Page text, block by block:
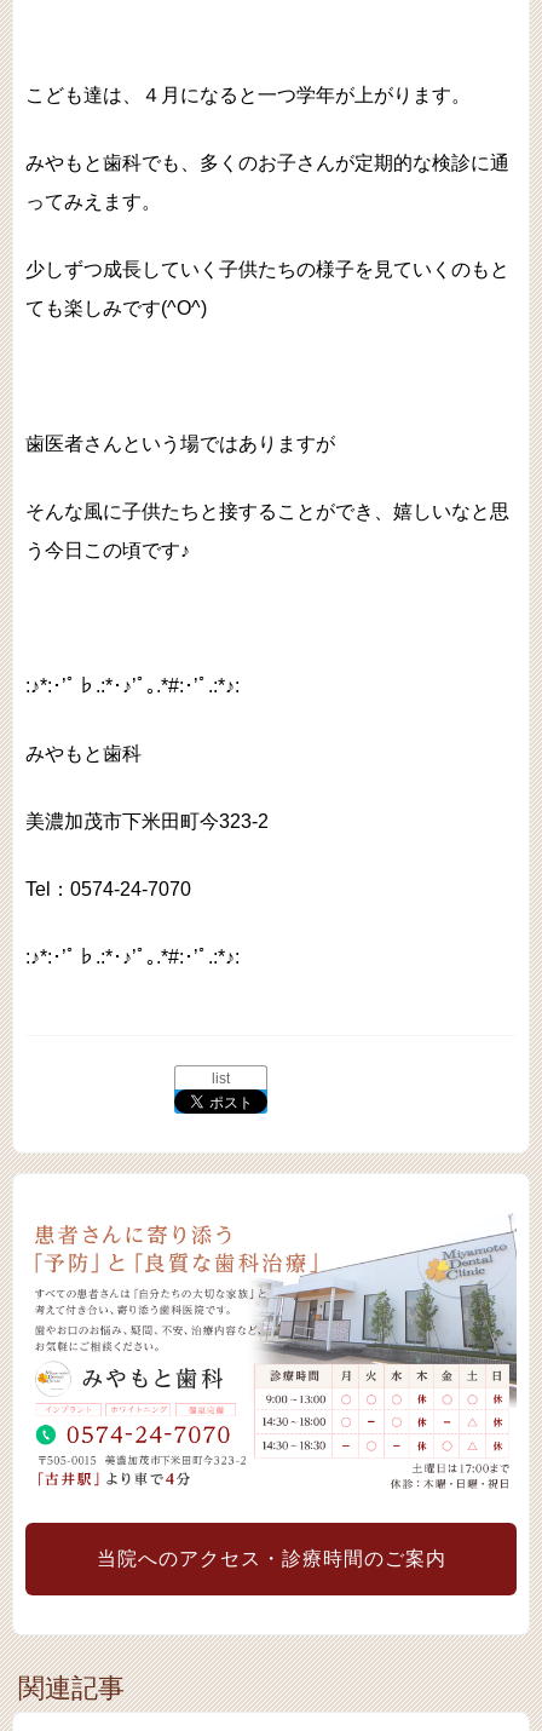
こども達は、４月になると一つ学年が上がります。
みやもと歯科でも、多くのお子さんが定期的な検診に通
ってみえます。
少しずつ成長していく子供たちの様子を見ていくのもと
ても楽しみです(^O^)
歯医者さんという場ではありますが
そんな風に子供たちと接することができ、嬉しいなと思
う今日この頃です♪
:♪*:･’ﾟ♭.:*･♪’ﾟ｡.*#:･’ﾟ.:*♪:
みやもと歯科
美濃加茂市下米田町今323-2
Tel：0574-24-7070
:♪*:･’ﾟ♭.:*･♪’ﾟ｡.*#:･’ﾟ.:*♪:
list
当院へのアクセス・診療時間のご案内
関連記事